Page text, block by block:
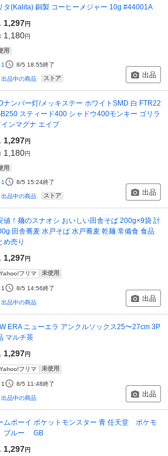
タ(Kalita) 銅製 コーヒーメジャー 10g #44001A
1,297円
1,180円
用
1 8/5 18:55終了
出品中の商品 ストア 出品
ナンバー灯/メッキステー ホワイトSMD 白 FTR22
スティード400 シャドウ400モンキー ゴリラ
ンマグナ エイプ
1,297円
1,180円
用
1 8/5 15:24終了
出品中の商品 ストア 出品
値！麺のスナオシ おいしい田舎そば 200g×9袋 計
田舎蕎麦 水戸そば 水戸蕎麦 乾麺 常備食 食品
め売り
1,297円
Yahoo!フリマ 未使用
1 8/5 14:56終了
出品中の商品 出品
ERA ニューエラ アンクルソックス25〜27cm 3P
マルチ茶
1,297円
Yahoo!フリマ 未使用
1 8/5 11:48終了
出品中の商品 出品
ムボーイ ポケットモンスター 青 任天堂 ポケモ
ブルー GB
1,297円